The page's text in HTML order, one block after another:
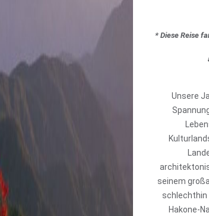
* Diese Reise
Unsere
seinem
schlechthin
Hakone-